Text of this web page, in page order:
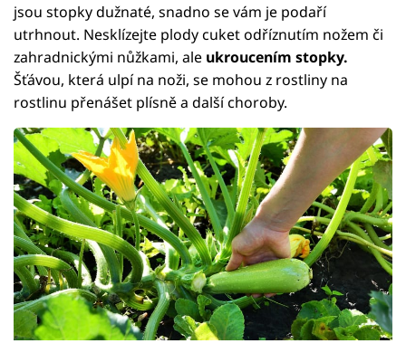
jsou stopky dužnaté, snadno se vám je podaří
utrhnout. Nesklízejte plody cuket odříznutím nožem či
zahradnickými nůžkami, ale ukroucením stopky.
Šťávou, která ulpí na noži, se mohou z rostliny na
rostlinu přenášet plísně a další choroby.